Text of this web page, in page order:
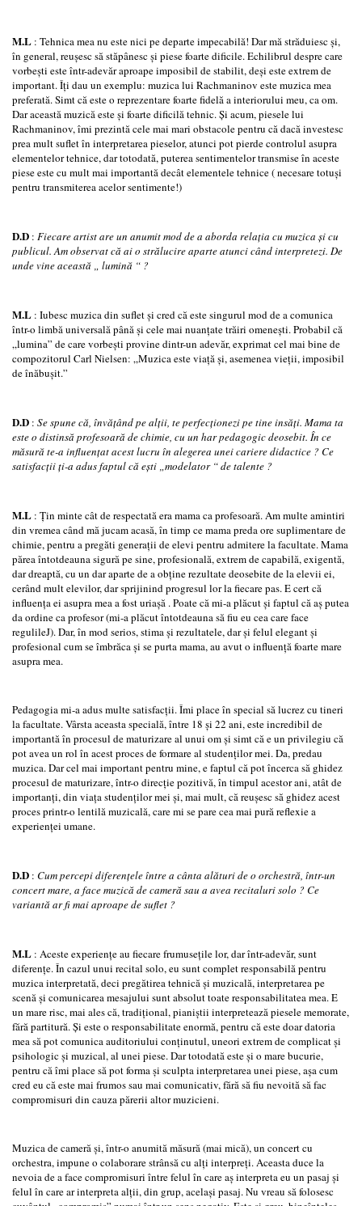
M.L : Tehnica mea nu este nici pe departe impecabilă! Dar mă străduiesc şi,
în general, reuşesc să stăpânesc şi piese foarte dificile. Echilibrul despre care
vorbeşti este într-adevăr aproape imposibil de stabilit, deşi este extrem de
important. Îţi dau un exemplu: muzica lui Rachmaninov este muzica mea
preferată. Simt că este o reprezentare foarte fidelă a interiorului meu, ca om.
Dar această muzică este şi foarte dificilă tehnic. Şi acum, piesele lui
Rachmaninov, îmi prezintă cele mai mari obstacole pentru că dacă investesc
prea mult suflet în interpretarea pieselor, atunci pot pierde controlul asupra
elementelor tehnice, dar totodată, puterea sentimentelor transmise în aceste
piese este cu mult mai importantă decât elementele tehnice ( necesare totuşi
pentru transmiterea acelor sentimente!)
D.D : Fiecare artist are un anumit mod de a aborda relaţia cu muzica şi cu
publicul. Am observat că ai o strălucire aparte atunci când interpretezi. De
unde vine această „ lumină “ ?
M.L : Iubesc muzica din suflet şi cred că este singurul mod de a comunica
într-o limbă universală până şi cele mai nuanţate trăiri omeneşti. Probabil că
„lumina” de care vorbeşti provine dintr-un adevăr, exprimat cel mai bine de
compozitorul Carl Nielsen: „Muzica este viaţă şi, asemenea vieţii, imposibil
de înăbuşit.”
D.D : Se spune că, învăţând pe alţii, te perfecţionezi pe tine insăţi. Mama ta
este o distinsă profesoară de chimie, cu un har pedagogic deosebit. În ce
măsură te-a influenţat acest lucru în alegerea unei cariere didactice ? Ce
satisfacţii ţi-a adus faptul că eşti „modelator “de talente ?
M.L : Ţin minte cât de respectată era mama ca profesoară. Am multe amintiri
din vremea când mă jucam acasă, în timp ce mama preda ore suplimentare de
chimie, pentru a pregăti generaţii de elevi pentru admitere la facultate. Mama
părea întotdeauna sigură pe sine, profesională, extrem de capabilă, exigentă,
dar dreaptă, cu un dar aparte de a obţine rezultate deosebite de la elevii ei,
cerând mult elevilor, dar sprijinind progresul lor la fiecare pas. E cert că
influenţa ei asupra mea a fost uriaşă . Poate că mi-a plăcut şi faptul că aş putea
da ordine ca profesor (mi-a plăcut întotdeauna să fiu eu cea care face
regulileJ). Dar, în mod serios, stima şi rezultatele, dar şi felul elegant şi
profesional cum se îmbrăca şi se purta mama, au avut o influenţă foarte mare
asupra mea.
Pedagogia mi-a adus multe satisfacţii. Îmi place în special să lucrez cu tineri
la facultate. Vârsta aceasta specială, între 18 şi 22 ani, este incredibil de
importantă în procesul de maturizare al unui om şi simt că e un privilegiu că
pot avea un rol în acest proces de formare al studenţilor mei. Da, predau
muzica. Dar cel mai important pentru mine, e faptul că pot încerca să ghidez
procesul de maturizare, într-o direcţie pozitivă, în timpul acestor ani, atât de
importanţi, din viaţa studenţilor mei şi, mai mult, că reuşesc să ghidez acest
proces printr-o lentilă muzicală, care mi se pare cea mai pură reflexie a
experienţei umane.
D.D : Cum percepi diferenţele între a cânta alături de o orchestră, într-un
concert mare, a face muzică de cameră sau a avea recitaluri solo ? Ce
variantă ar fi mai aproape de suflet ?
M.L : Aceste experienţe au fiecare frumuseţile lor, dar într-adevăr, sunt
diferenţe. În cazul unui recital solo, eu sunt complet responsabilă pentru
muzica interpretată, deci pregătirea tehnică şi muzicală, interpretarea pe
scenă şi comunicarea mesajului sunt absolut toate responsabilitatea mea. E
un mare risc, mai ales că, tradiţional, pianiştii interpretează piesele memorate,
fără partitură. Şi este o responsabilitate enormă, pentru că este doar datoria
mea să pot comunica auditoriului conţinutul, uneori extrem de complicat şi
psihologic şi muzical, al unei piese. Dar totodată este şi o mare bucurie,
pentru că îmi place să pot forma şi sculpta interpretarea unei piese, aşa cum
cred eu că este mai frumos sau mai comunicativ, fără să fiu nevoită să fac
compromisuri din cauza părerii altor muzicieni.
Muzica de cameră şi, într-o anumită măsură (mai mică), un concert cu
orchestra, impune o colaborare strânsă cu alţi interpreţi. Aceasta duce la
nevoia de a face compromisuri între felul în care aş interpreta eu un pasaj şi
felul în care ar interpreta alţii, din grup, acelaşi pasaj. Nu vreau să folosesc